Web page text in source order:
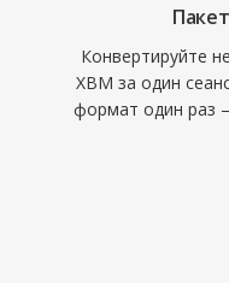
Конвертируйте
XBM за один
формат один раз